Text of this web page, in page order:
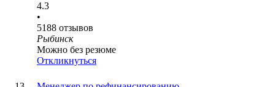
4.3
•
5188 отзывов
Рыбинск
Можно без резюме
Откликнуться